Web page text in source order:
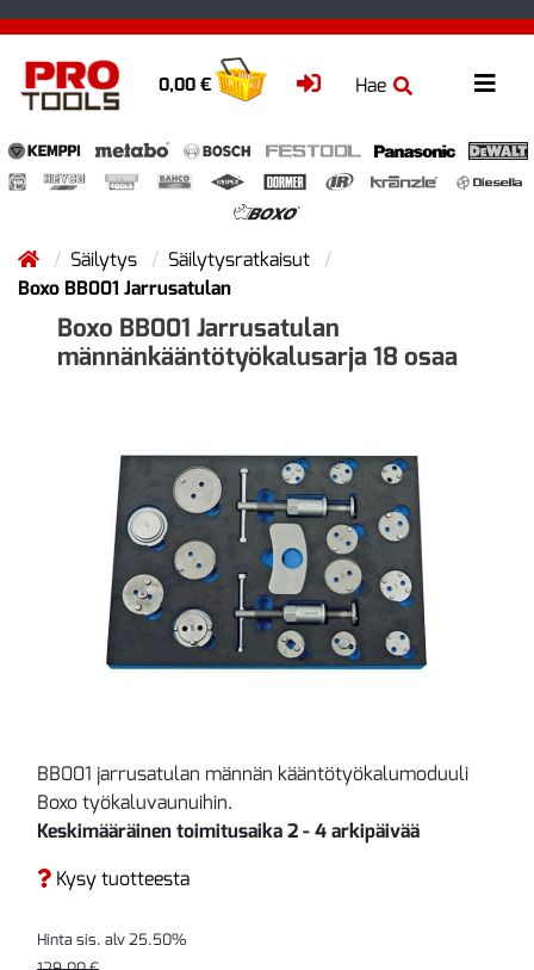
Hae
0,00 €
Säilytys
Säilytysratkaisut
Boxo BB001 Jarrusatulan
Boxo BB001 Jarrusatulan
männänkääntötyökalusarja 18 osaa
BB001 jarrusatulan männän kääntötyökalumoduuli
Boxo työkaluvaunuihin.
Keskimääräinen toimitusaika 2 - 4 arkipäivää
Kysy tuotteesta
Hinta sis. alv 25.50%